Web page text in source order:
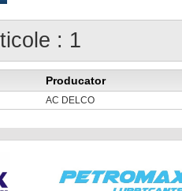
: 1
Producator
AC DELCO